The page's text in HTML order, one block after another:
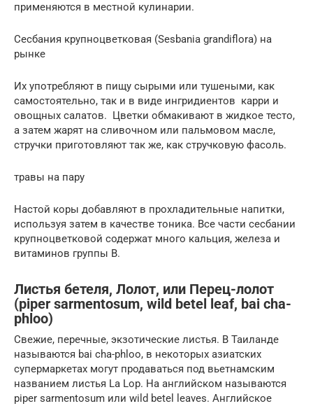
применяются в местной кулинарии.
Сесбания крупноцветковая (Sesbania grandiflora) на
рынке
Их употребляют в пищу сырыми или тушеными, как
самостоятельно, так и в виде ингридиентов карри и
овощных салатов. Цветки обмакивают в жидкое тесто,
а затем жарят на сливочном или пальмовом масле,
стручки приготовляют так же, как стручковую фасоль.
травы на пару
Настой коры добавляют в прохладительные напитки,
используя затем в качестве тоника. Все части сесбании
крупноцветковой содержат много кальция, железа и
витаминов группы В.
Листья бетеля, Лолот, или Перец-лолот
(piper sarmentosum, wild betel leaf, bai cha-
phloo)
Свежие, перечные, экзотические листья. В Таиланде
называются bai cha-phloo, в некоторых азиатских
супермаркетах могут продаваться под вьетнамским
названием листья La Lop. На английском называются
piper sarmentosum или wild betel leaves. Английское